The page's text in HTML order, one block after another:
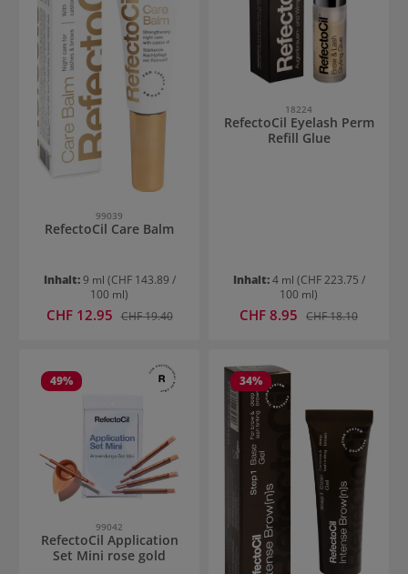
99039
RefectoCil Care Balm
Inhalt:9 ml (CHF 143.89 /
100 ml)
Verkaufspreis:
CHF 12.95 Regulärer Preis:
CHF 19.40
18224
RefectoCil Eyelash Perm
Refill Glue
Inhalt:4 ml (CHF 223.75 /
100 ml)
Verkaufspreis:
CHF 8.95 Regulärer Preis:
CHF 18.10
49%
99042
RefectoCil Application
Set Mini rose gold
34%